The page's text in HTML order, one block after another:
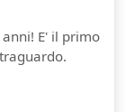
E' il primo